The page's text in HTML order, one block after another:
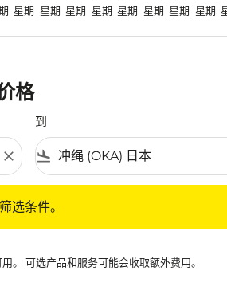
星期 星期 星期 星期 星期 星期 星期 星期
格
close
到
flight_land
选条件。
。 可选产品和服务可能会收取额外费用。